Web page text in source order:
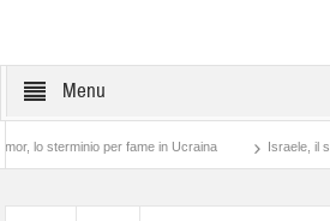
Menu
per fame in Ucraina Israele, il sangue